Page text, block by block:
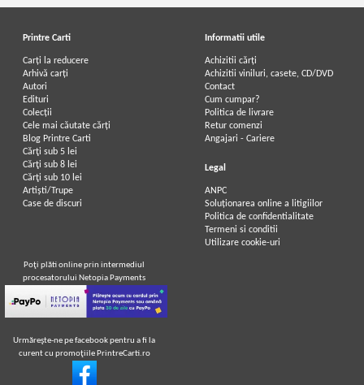
Printre Carti
Carți la reducere
Arhivă carți
Autori
Edituri
Colecții
Cele mai căutate cărți
Blog Printre Carti
Cărţi sub 5 lei
Cărţi sub 8 lei
Cărţi sub 10 lei
Artiști/Trupe
Case de discuri
Informatii utile
Achizitii cărți
Achizitii viniluri, casete, CD/DVD
Contact
Cum cumpar?
Politica de livrare
Retur comenzi
Angajari - Cariere
Legal
ANPC
Soluționarea online a litigiilor
Politica de confidentialitate
Termeni si conditii
Utilizare cookie-uri
Poţi plăti online prin intermediul
procesatorului Netopia Payments
Urmăreşte-ne pe facebook pentru a fi la
curent cu promoţiile PrintreCarti.ro